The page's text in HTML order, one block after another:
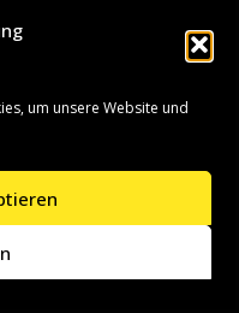
um unsere Website und